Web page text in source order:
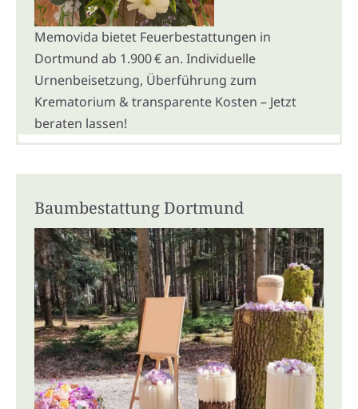
Memovida bietet Feuerbestattungen in
Dortmund ab 1.900 € an. Individuelle
Urnenbeisetzung, Überführung zum
Krematorium & transparente Kosten – Jetzt
beraten lassen!
Baumbestattung Dortmund